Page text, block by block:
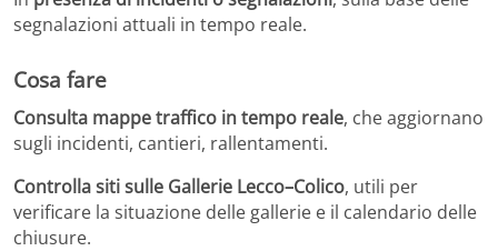
segnalazioni attuali in tempo reale.
Cosa fare
Consulta mappe traffico in tempo reale, che aggiornano
sugli incidenti, cantieri, rallentamenti.
Controlla siti sulle Gallerie Lecco–Colico, utili per
verificare la situazione delle gallerie e il calendario delle
chiusure.